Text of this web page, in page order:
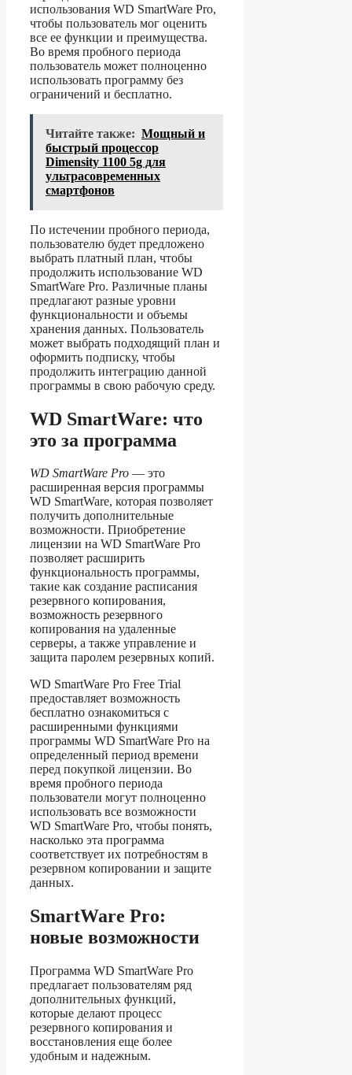
использования WD SmartWare Pro,
чтобы пользователь мог оценить
все ее функции и преимущества.
Во время пробного периода
пользователь может полноценно
использовать программу без
ограничений и бесплатно.
Читайте также: Мощный и
быстрый процессор
Dimensity 1100 5g для
ультрасовременных
смартфонов
По истечении пробного периода,
пользователю будет предложено
выбрать платный план, чтобы
продолжить использование WD
SmartWare Pro. Различные планы
предлагают разные уровни
функциональности и объемы
хранения данных. Пользователь
может выбрать подходящий план и
оформить подписку, чтобы
продолжить интеграцию данной
программы в свою рабочую среду.
WD SmartWare: что
это за программа
WD SmartWare Pro — это
расширенная версия программы
WD SmartWare, которая позволяет
получить дополнительные
возможности. Приобретение
лицензии на WD SmartWare Pro
позволяет расширить
функциональность программы,
такие как создание расписания
резервного копирования,
возможность резервного
копирования на удаленные
серверы, а также управление и
защита паролем резервных копий.
WD SmartWare Pro Free Trial
предоставляет возможность
бесплатно ознакомиться с
расширенными функциями
программы WD SmartWare Pro на
определенный период времени
перед покупкой лицензии. Во
время пробного периода
пользователи могут полноценно
использовать все возможности
WD SmartWare Pro, чтобы понять,
насколько эта программа
соответствует их потребностям в
резервном копировании и защите
данных.
SmartWare Pro:
новые возможности
Программа WD SmartWare Pro
предлагает пользователям ряд
дополнительных функций,
которые делают процесс
резервного копирования и
восстановления еще более
удобным и надежным.